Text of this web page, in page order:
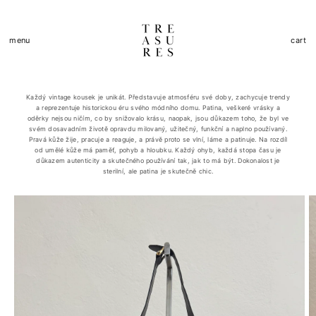
menu cart
Košík
Každý vintage kousek je unikát. Představuje atmosféru své doby, zachycuje trendy
a reprezentuje historickou éru svého módního domu. Patina, veškeré vrásky a
oděrky nejsou ničím, co by snižovalo krásu, naopak, jsou důkazem toho, že byl ve
svém dosavadním životě opravdu milovaný, užitečný, funkční a naplno používaný.
Pravá kůže žije, pracuje a reaguje, a právě proto se vlní, láme a patinuje. Na rozdíl
od umělé kůže má paměť, pohyb a hloubku. Každý ohyb, každá stopa času je
důkazem autenticity a skutečného používání tak, jak to má být. Dokonalost je
sterilní, ale patina je skutečně chic.